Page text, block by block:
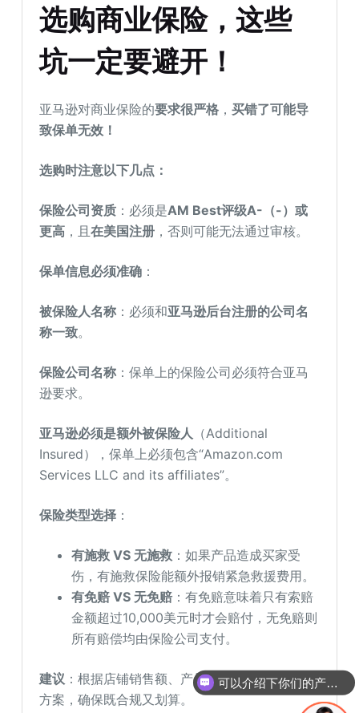
选购商业保险，这些
坑一定要避开！
亚马逊对商业保险的要求很严格 ，买错了可能导
致保单无效！
选购时注意以下几点：
保险公司资质 ：必须是AM Best评级A-（-）或
更高 ，且在美国注册 ，否则可能无法通过审核。
保单信息必须准确 ：
被保险人名称 ：必须和亚马逊后台注册的公司名
称一致。
保险公司名称 ：保单上的保险公司必须符合亚马
逊要求。
亚马逊必须是额外被保险人 （Additional
Insured），保单上必须包含“Amazon.com
Services LLC and its affiliates”。
保险类型选择 ：
有施救 VS 无施救 ：如果产品造成买家受
伤，有施救保险能额外报销紧急救援费用。
有免赔 VS 无免赔：有免赔意味着只有索赔
金额超过10,000美元时才会赔付，无免赔则
所有赔偿均由保险公司支付。
建议 ：根据店铺销售额、产品品类合理选择保险
方案，确保既合规又划算。
可以介绍下你们的产品么